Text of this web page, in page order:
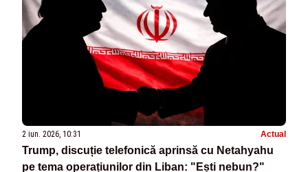
2 iun. 2026, 10:31 Actual
Trump, discuție telefonică aprinsă cu Netahyahu
pe tema operațiunilor din Liban: "Ești nebun?"